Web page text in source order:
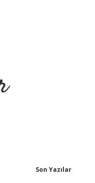
Sidebar
Son Yazılar